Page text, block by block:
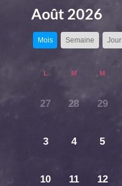
Août 2026
Mois Semaine Jour
L M M
27 28 29
3 4 5
10 11 12